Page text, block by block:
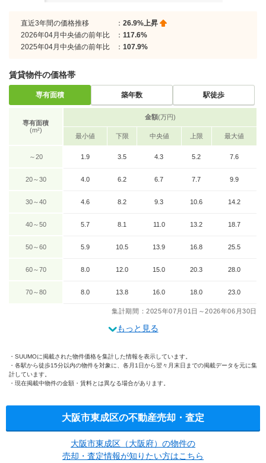
直近3年間の価格推移 ： 26.9%上昇
2026年04月中央値の前年比
： 117.6%
2025年04月中央値の前年比
： 107.9%
賃貸物件の価格帯
専有面積 築年数 駅徒歩
専有面積
(m²)
金額(万円)
最小値 下限 中央値 上限 最大値
～20 1.9 3.5 4.3 5.2 7.6
20～30 4.0 6.2 6.7 7.7 9.9
30～40 4.6 8.2 9.3 10.6 14.2
40～50 5.7 8.1 11.0 13.2 18.7
50～60 5.9 10.5 13.9 16.8 25.5
60～70 8.0 12.0 15.0 20.3 28.0
70～80 8.0 13.8 16.0 18.0 23.0
集計期間：2025年07月01日～2026年06月30日
もっと見る
SUUMOに掲載された物件価格を集計した情報を表示しています。
各駅から徒歩15分以内の物件を対象に、各月1日から翌々月末日までの掲載データを元に集
計しています。
現在掲載中物件の金額・賃料とは異なる場合があります。
大阪市東成区の不動産売却・査定
大阪市東成区（大阪府）の物件の
売却・査定情報が知りたい方はこちら